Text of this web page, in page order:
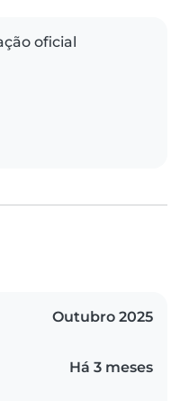
oficial
Outubro 2025
Há 3 meses